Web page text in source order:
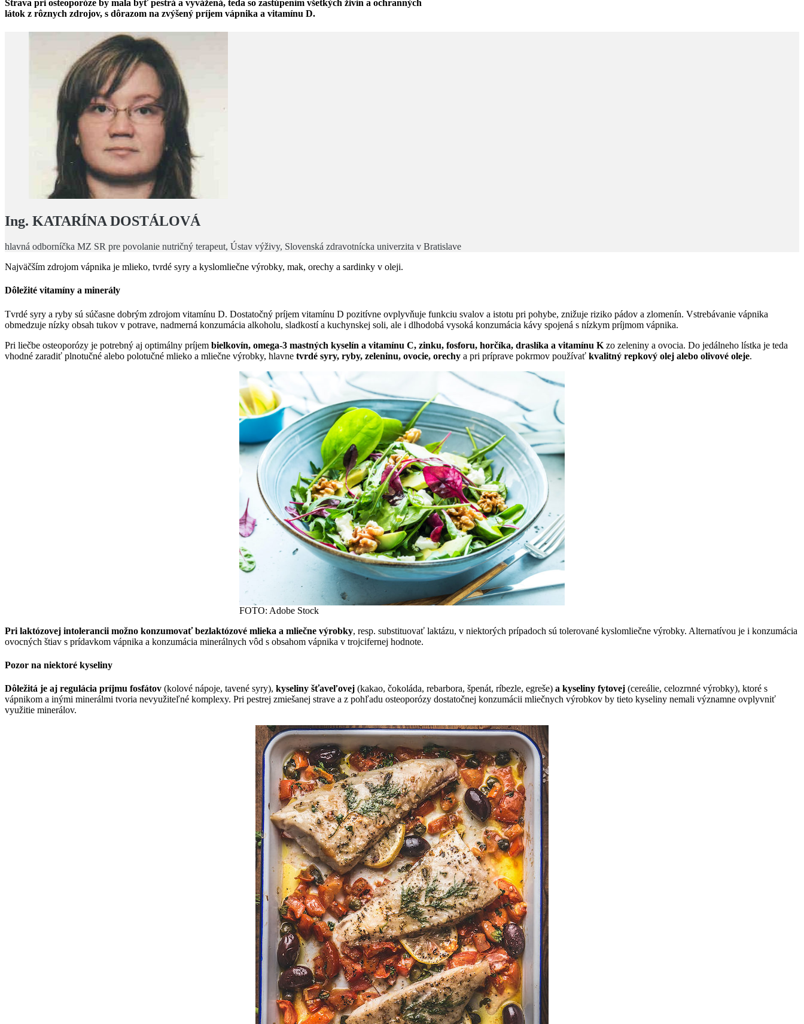
Strava pri osteoporóze by mala byť pestrá a vyvážená, teda so zastúpením všetkých živín a ochranných
látok z rôznych zdrojov, s dôrazom na zvýšený príjem vápnika a vitamínu D.
Ing. KATARÍNA DOSTÁLOVÁ
hlavná odborníčka MZ SR pre povolanie nutričný terapeut, Ústav výživy, Slovenská zdravotnícka univerzita v Bratislave
Najväčším zdrojom vápnika je mlieko, tvrdé syry a kyslomliečne výrobky, mak, orechy a sardinky v oleji.
Dôležité vitamíny a minerály
Tvrdé syry a ryby sú súčasne dobrým zdrojom vitamínu D. Dostatočný príjem vitamínu D pozitívne ovplyvňuje funkciu svalov a istotu pri pohybe, znižuje riziko pádov a zlomenín. Vstrebávanie vápnika
obmedzuje nízky obsah tukov v potrave, nadmerná konzumácia alkoholu, sladkostí a kuchynskej soli, ale i dlhodobá vysoká konzumácia kávy spojená s nízkym príjmom vápnika.
Pri liečbe osteoporózy je potrebný aj optimálny príjem bielkovín, omega-3 mastných kyselín a vitamínu C, zinku, fosforu, horčíka, draslíka a vitamínu K zo zeleniny a ovocia. Do jedálneho lístka je teda
vhodné zaradiť plnotučné alebo polotučné mlieko a mliečne výrobky, hlavne tvrdé syry, ryby, zeleninu, ovocie, orechy a pri príprave pokrmov používať kvalitný repkový olej alebo olivové oleje.
FOTO: Adobe Stock
Pri laktózovej intolerancii možno konzumovať bezlaktózové mlieka a mliečne výrobky, resp. substituovať laktázu, v niektorých prípadoch sú tolerované kyslomliečne výrobky. Alternatívou je i konzumácia
ovocných štiav s prídavkom vápnika a konzumácia minerálnych vôd s obsahom vápnika v trojcifernej hodnote.
Pozor na niektoré kyseliny
Dôležitá je aj regulácia príjmu fosfátov (kolové nápoje, tavené syry), kyseliny šťaveľovej (kakao, čokoláda, rebarbora, špenát, ríbezle, egreše) a kyseliny fytovej (cereálie, celozrnné výrobky), ktoré s
vápnikom a inými minerálmi tvoria nevyužiteľné komplexy. Pri pestrej zmiešanej strave a z pohľadu osteoporózy dostatočnej konzumácii mliečnych výrobkov by tieto kyseliny nemali významne ovplyvniť
využitie minerálov.